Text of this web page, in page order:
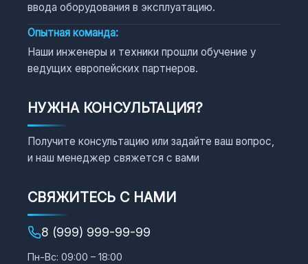
ввода оборудования в эксплуатацию.
Опытная команда:
Наши инженеры и техники прошли обучение у
ведущих европейских партнеров.
НУЖНА КОНСУЛЬТАЦИЯ?
Получите консультацию или задайте ваш вопрос,
и наш менеджер свяжется с вами
СВЯЖИТЕСЬ С НАМИ
8 (999) 999-99-99
Пн-Вс: 09:00 – 18:00